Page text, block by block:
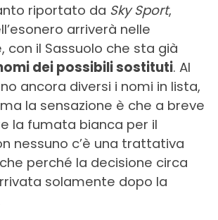
riportato da Sky Sport,
arriverà nelle
con il Sassuolo che sta già
dei possibili sostituti. Al
ancora diversi i nomi in lista,
la sensazione è che a breve
la fumata bianca per il
nessuno c’è una trattativa
perché la decisione circa
solamente dopo la